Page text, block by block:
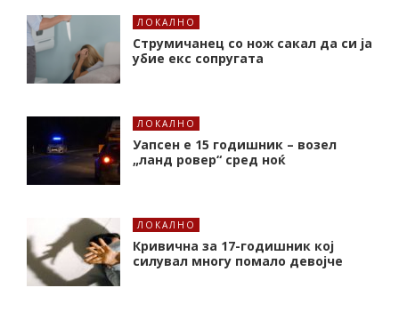
ЛОКАЛНО
Струмичанец со нож сакал да си ја
убие екс сопругата
ЛОКАЛНО
Уапсен е 15 годишник – возел
„ланд ровер“ сред ноќ
ЛОКАЛНО
Кривична за 17-годишник кој
силувал многу помало девојче